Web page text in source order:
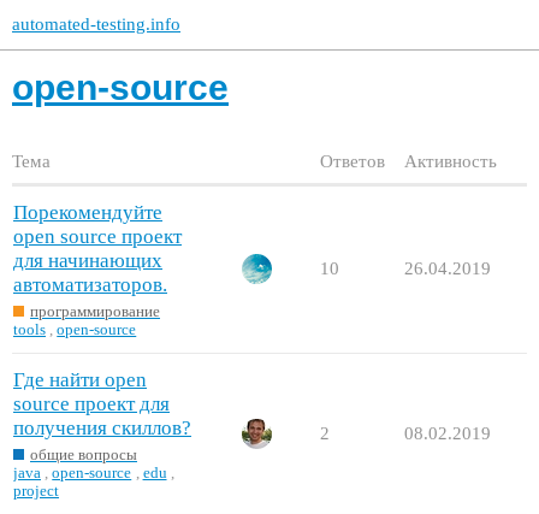
automated-testing.info
open-source
Тема Ответов Активность
Порекомендуйте
open source проект
для начинающих
автоматизаторов.
программирование
tools ,open-source
10 26.04.2019
Где найти open
source проект для
получения скиллов?
общие вопросы
java
,open-source edu
project
2 08.02.2019